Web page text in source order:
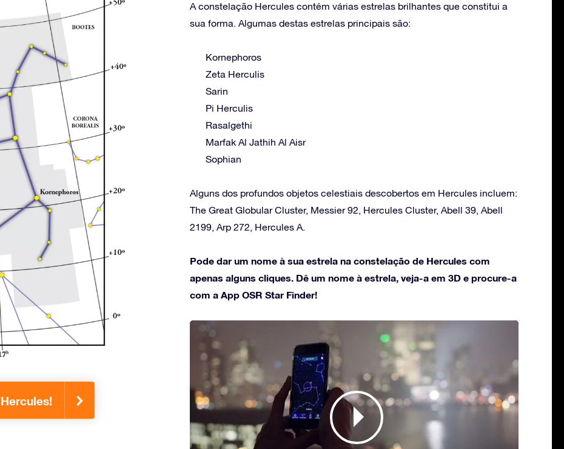
A constelação Hercules contém várias estrelas brilhantes que constitui a
sua forma. Algumas destas estrelas principais são:
Kornephoros
Zeta Herculis
Sarin
Pi Herculis
Rasalgethi
Marfak Al Jathih Al Aisr
Sophian
Alguns dos profundos objetos celestiais descobertos em Hercules incluem:
The Great Globular Cluster, Messier 92, Hercules Cluster, Abell 39, Abell
2199, Arp 272, Hercules A.
Pode dar um nome à sua estrela na constelação de Hercules com
apenas alguns cliques. Dê um nome à estrela, veja-a em 3D e procure-a
com a App OSR Star Finder!